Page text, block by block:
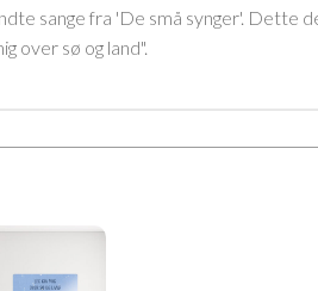
sange fra 'De små synger'. Dette
over sø og land".